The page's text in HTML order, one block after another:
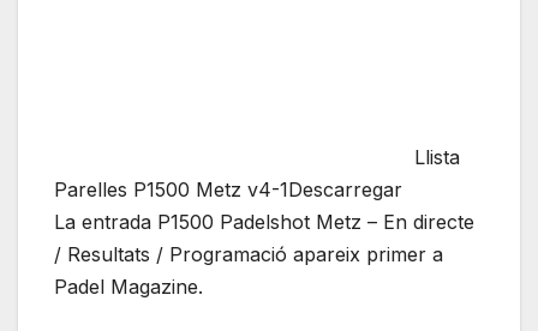
Llista
Parelles P1500 Metz v4-1Descarregar
La entrada P1500 Padelshot Metz – En directe
/ Resultats / Programació apareix primer a
Padel Magazine.